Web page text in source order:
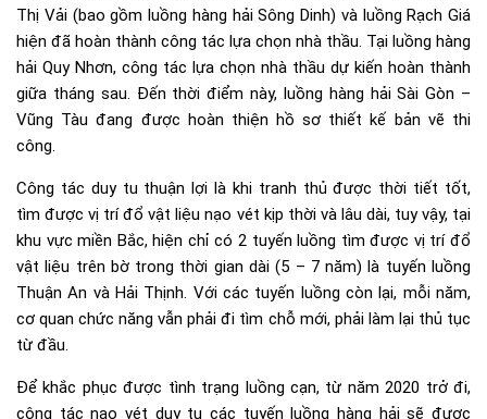
Thị Vải (bao gồm luồng hàng hải Sông Dinh) và luồng Rạch Giá
hiện đã hoàn thành công tác lựa chọn nhà thầu. Tại luồng hàng
hải Quy Nhơn, công tác lựa chọn nhà thầu dự kiến hoàn thành
giữa tháng sau. Đến thời điểm này, luồng hàng hải Sài Gòn –
Vũng Tàu đang được hoàn thiện hồ sơ thiết kế bản vẽ thi
công.
Công tác duy tu thuận lợi là khi tranh thủ được thời tiết tốt,
tìm được vị trí đổ vật liệu nạo vét kịp thời và lâu dài, tuy vậy, tại
khu vực miền Bắc, hiện chỉ có 2 tuyến luồng tìm được vị trí đổ
vật liệu trên bờ trong thời gian dài (5 – 7 năm) là tuyến luồng
Thuận An và Hải Thịnh. Với các tuyến luồng còn lại, mỗi năm,
cơ quan chức năng vẫn phải đi tìm chỗ mới, phải làm lại thủ tục
từ đầu.
Để khắc phục được tình trạng luồng cạn, từ năm 2020 trở đi,
công tác nạo vét duy tu các tuyến luồng hàng hải sẽ được